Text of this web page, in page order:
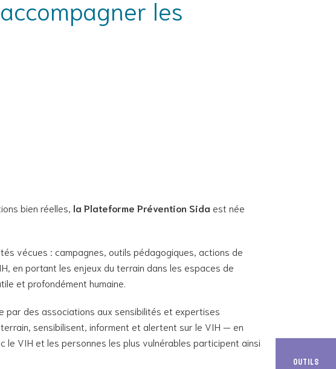
Outils
les
bien réelles, la Plateforme Prévention Sida est née
vécues : campagnes, outils pédagogiques, actions de
en portant les enjeux du terrain dans les espaces de
et profondément humaine.
par des associations aux sensibilités et expertises
sensibilisent, informent et alertent sur le VIH — en
VIH et les personnes les plus vulnérables participent ainsi